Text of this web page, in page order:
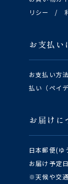
リシー
/
お支払い
お支払い方
払い（ペイ
お届けに
日本郵便(ゆ
お届け予定
※天候や交